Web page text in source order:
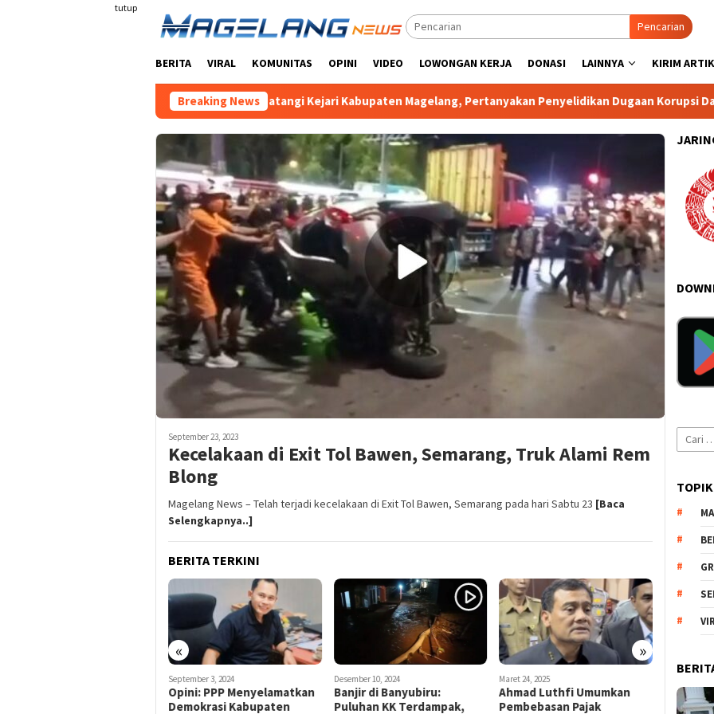
tutup
Pencarian
BERITA VIRAL KOMUNITAS OPINI VIDEO LOWONGAN KERJA DONASI LAINNYA KIRIM
Breaking News
Ratusan Warga Datangi Kejari Kabupaten Magelang, Pertanyakan Penyelidikan Dugaan Korupsi Dana Desa Wonogiri
September 23, 2023
Kecelakaan di Exit Tol Bawen, Semarang, Truk Alami Rem
Blong
Magelang News – Telah terjadi kecelakaan di Exit Tol Bawen, Semarang pada hari Sabtu 23 [Baca
Selengkapnya..]
BERITA TERKINI
« »
September 3, 2024
Opini: PPP Menyelamatkan
Demokrasi Kabupaten
Desember 10, 2024
Banjir di Banyubiru:
Puluhan KK Terdampak,
Maret 24, 2025
Ahmad Luthfi Umumkan
Pembebasan Pajak
Cari
untuk: